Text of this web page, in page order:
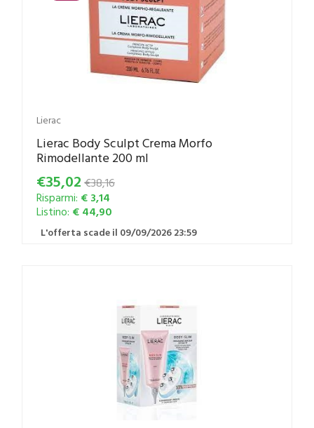
Lierac
Lierac Body Sculpt Crema Morfo
Rimodellante 200 ml
€35,02 €38,16
Risparmi: € 3,14
Listino: € 44,90
L'offerta scade il 09/09/2026 23:59